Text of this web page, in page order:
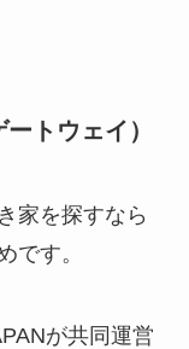
トウェイ）
家を探すなら
です。
が共同運営